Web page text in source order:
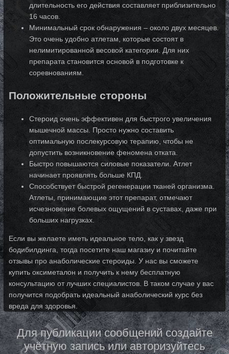
длительность его действия составляет приблизительно
16 часов.
Минимальный срок обнаружения – около двух месяцев.
Это очень удобно атлетам, которые состоят в
нелимитированной весовой категории. Для них
препарата становится основой в подготовке к
соревнованиям.
Положительные стороны
Стероид очень эффективен для быстрого увеличения
мышечной массы. Просто нужно составить
оптимальную послекурсовую терапию, чтобы не
допустить возникновение феномена отката.
Быстро повышаются силовые показатели. Атлет
начинает проявлять больше КПД.
Способствует быстрой регенерации тканей организма.
Атлеты, принимающие этот препарат, отмечают
исчезновение болевых ощущений в суставах, даже при
больших нагрузках.
Если вы желаете иметь идеальное тело, как у звезд
бодибилдинга, тогда посетите наш магазиy и почитайте
отзывы про анаболические стероиды. У нас вы сможете
купить оксиметалон и получить к нему бесплатную
консультацию от лучших специалистов. В таком случае у вас
получится подобрать идеальный анаболический курс без
вреда для здоровья.
Для публикации сообщений создайте
учётную запись или авторизуйтесь